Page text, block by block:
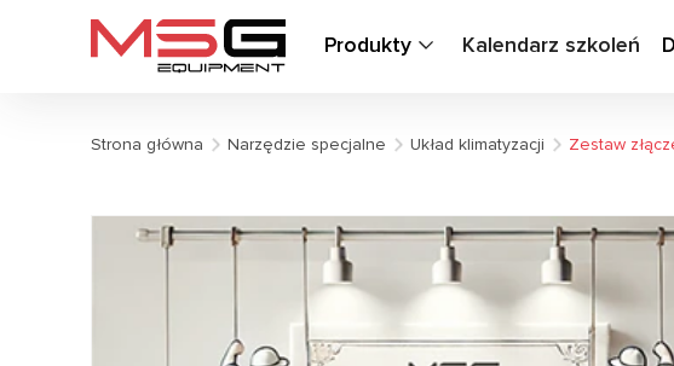
Produkty Kalendarz szkoleń
Strona główna Narzędzie specjalne Układ klimatyzacji Zestaw